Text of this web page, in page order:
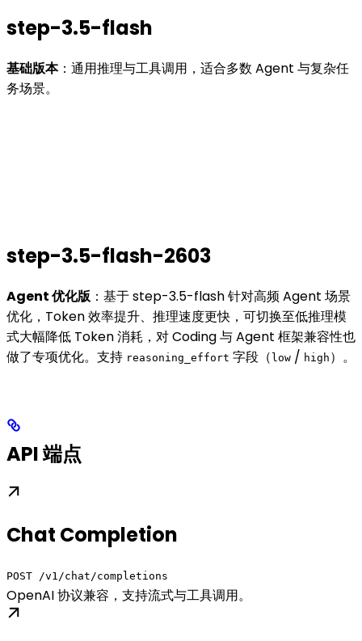
step-3.5-flash
基础版本：通用推理与工具调用，适合多数 Agent 与复杂任
务场景。
step-3.5-flash-2603
Agent 优化版：基于 step-3.5-flash 针对高频 Agent 场景
优化，Token 效率提升、推理速度更快，可切换至低推理模
式大幅降低 Token 消耗，对 Coding 与 Agent 框架兼容性也
做了专项优化。支持 reasoning_effort 字段（ low / high ）。
API 端点
Chat Completion
POST /v1/chat/completions
OpenAI 协议兼容，支持流式与工具调用。